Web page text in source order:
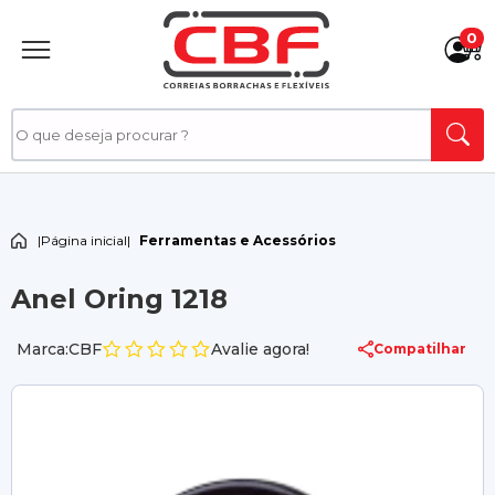
0
|Página inicial| Ferramentas e Acessórios
Anel Oring 1218
Marca:CBF Avalie agora! Compatilhar